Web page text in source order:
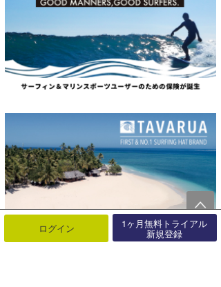
ログイン 1ヶ月無料トライアル
新規登録